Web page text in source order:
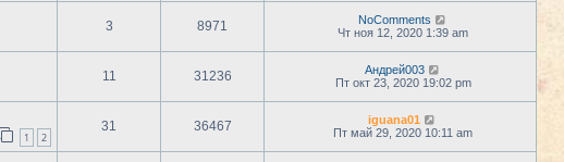
3 8971
NoComments
Чт ноя 12, 2020 1:39 am
11 31236
Андрей003
Пт окт 23, 2020 19:02 pm
1 2
31 36467
iguana01
Пт май 29, 2020 10:11 am